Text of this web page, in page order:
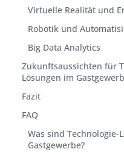
Virtuelle Realität und
Robotik und
Big Data Analytics
Zukunftsaussichten für
Lösungen im
Fazit
FAQ
Was sind Technologie-
Gastgewerbe?